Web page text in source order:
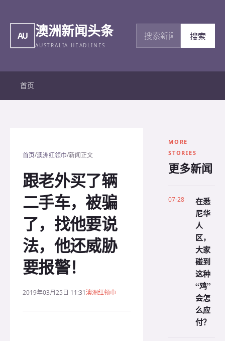
AU 澳洲新闻头条
AUSTRALIA HEADLINES
搜索新闻
搜索
首页
首页/澳洲红领巾/新闻正文
跟老外买了辆
二手车，被骗
了，找他要说
法，他还威胁
要报警！
2019年03月25日 11:31澳洲红领巾
MORE
STORIES
更多新闻
07-28
在悉
尼华
人
区，
大家
碰到
这种
“鸡”
会怎
么应
付？